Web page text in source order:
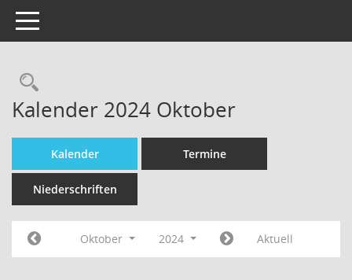
Toggle navigation
Kalender 2024 Oktober
Kalender Termine
Niederschriften
Oktober 2024 Aktuell